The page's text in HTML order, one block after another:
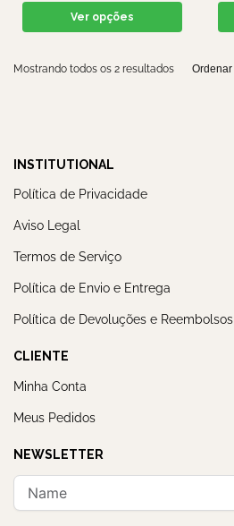
Ver opções
Mostrando todos os 2 resultados
INSTITUTIONAL
Política de Privacidade
Aviso Legal
Termos de Serviço
Política de Envio e Entrega
Política de Devoluções e Reembolsos
CLIENTE
Minha Conta
Meus Pedidos
NEWSLETTER